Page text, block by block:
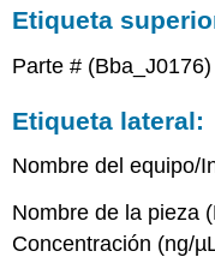
Etiqueta
Parte # (Bba_J0176)
Etiqueta lateral:
Nombre del equipo/
Nombre de la pieza
Concentración (ng/